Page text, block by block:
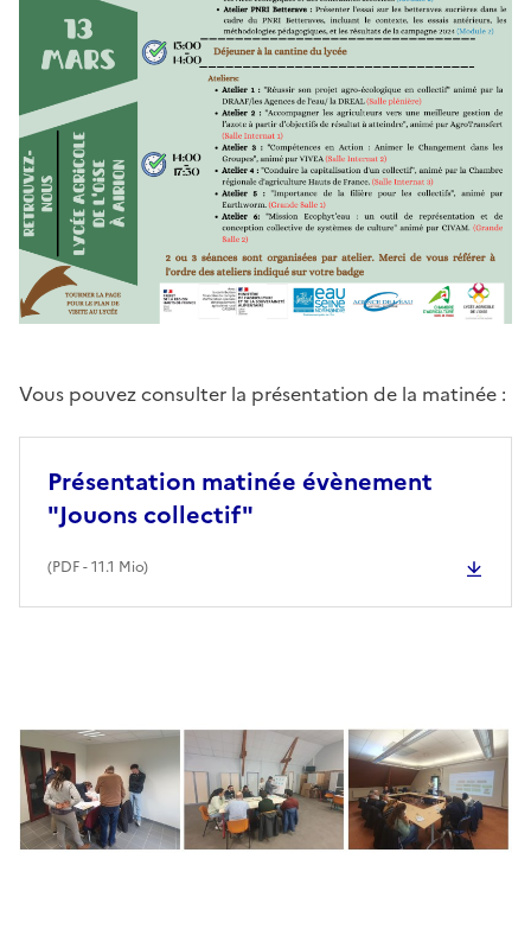
Vous pouvez consulter la présentation de la matinée :
Présentation matinée évènement
"Jouons collectif"
(PDF- 11.1 Mio)